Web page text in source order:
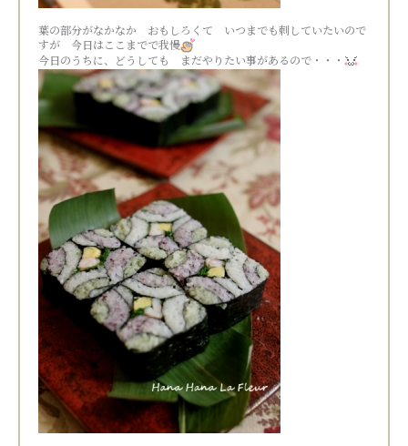
葉の部分がなかなか おもしろくて いつまでも刺していたいので
すが 今日はここまでで我慢
今日のうちに、どうしても まだやりたい事があるので・・・